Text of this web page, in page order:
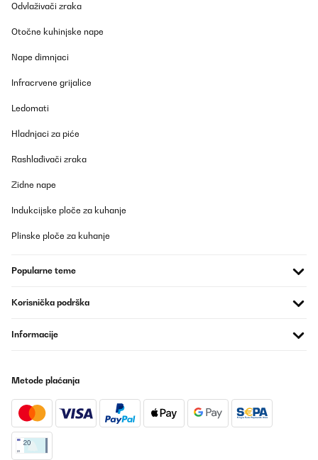
Odvlaživači zraka
Otočne kuhinjske nape
Nape dimnjaci
Infracrvene grijalice
Ledomati
Hladnjaci za piće
Rashlađivači zraka
Zidne nape
Indukcijske ploče za kuhanje
Plinske ploče za kuhanje
Popularne teme
Korisnička podrška
Informacije
Metode plaćanja